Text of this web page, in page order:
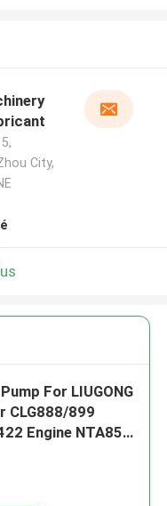
City,
For LIUGONG
CLG888/899
Engine NTA855